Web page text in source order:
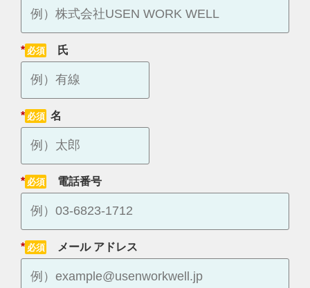
* 氏
* 名
* 電話番号
* メール アドレス